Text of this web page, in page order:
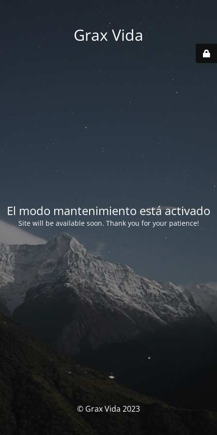
Grax Vida
El modo mantenimiento está activado
Site will be available soon. Thank you for your patience!
© Grax Vida 2023